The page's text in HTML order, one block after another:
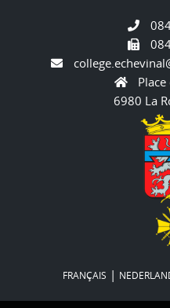
6980 La
FRANÇAIS |